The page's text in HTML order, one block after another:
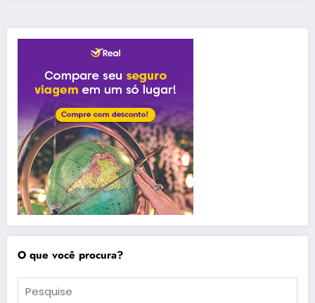
O que você procura?